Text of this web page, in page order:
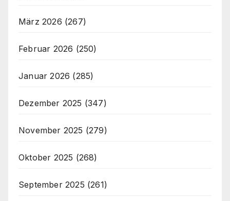
März 2026 (267)
Februar 2026 (250)
Januar 2026 (285)
Dezember 2025 (347)
November 2025 (279)
Oktober 2025 (268)
September 2025 (261)